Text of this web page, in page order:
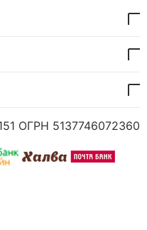
ОГРН 5137746072360